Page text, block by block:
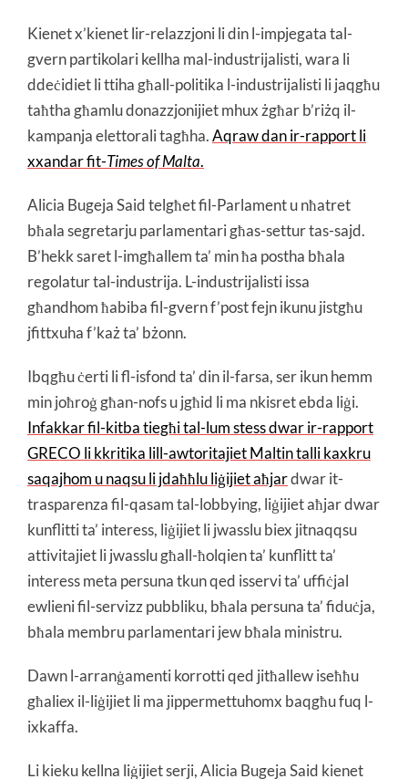
Kienet x’kienet lir-relazzjoni li din l-impjegata tal-
gvern partikolari kellha mal-industrijalisti, wara li
ddeċidiet li ttiha għall-politika l-industrijalisti li jaqgħu
taħtha għamlu donazzjonijiet mhux żgħar b’riżq il-
kampanja elettorali tagħha.Aqraw dan ir-rapport li
xxandar fit-Times of Malta.
Alicia Bugeja Said telgħet fil-Parlament u nħatret
bħala segretarju parlamentari għas-settur tas-sajd.
B’hekk saret l-imgħallem ta’ min ħa postha bħala
regolatur tal-industrija. L-industrijalisti issa
għandhom ħabiba fil-gvern f’post fejn ikunu jistgħu
jfittxuha f’każ ta’ bżonn.
Ibqgħu ċerti li fl-isfond ta’ din il-farsa, ser ikun hemm
min joħroġ għan-nofs u jgħid li ma nkisret ebda liġi.
Infakkar fil-kitba tiegħi tal-lum stess dwar ir-rapport
GRECO li kkritika lill-awtoritajiet Maltin talli kaxkru
saqajhom u naqsu li jdaħħlu liġijiet aħjardwar it-
trasparenza fil-qasam tal-lobbying, liġijiet aħjar dwar
kunflitti ta’ interess, liġijiet li jwasslu biex jitnaqqsu
attivitajiet li jwasslu għall-ħolqien ta’ kunflitt ta’
interess meta persuna tkun qed isservi ta’ uffiċjal
ewlieni fil-servizz pubbliku, bħala persuna ta’ fiduċja,
bħala membru parlamentari jew bħala ministru.
Dawn l-arranġamenti korrotti qed jitħallew iseħħu
għaliex il-liġijiet li ma jippermettuhomx baqgħu fuq l-
ixkaffa.
Li kieku kellna liġijiet serji, Alicia Bugeja Said kienet